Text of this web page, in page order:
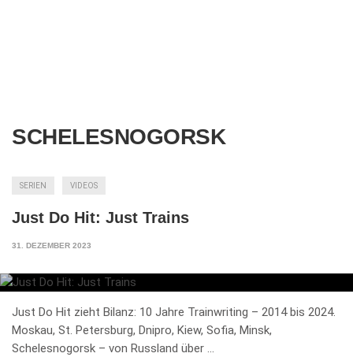
SCHELESNOGORSK
SERIEN VIDEOS
Just Do Hit: Just Trains
31. DEZEMBER 2023
Just Do Hit zieht Bilanz: 10 Jahre Trainwriting – 2014 bis 2024.
Moskau, St. Petersburg, Dnipro, Kiew, Sofia, Minsk,
Schelesnogorsk – von Russland über …